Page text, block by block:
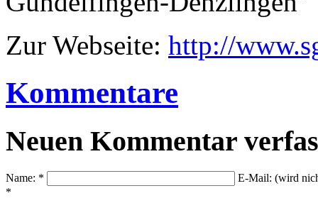
Zur Webseite: http://
Kommentare
Neuen Kommentar
Name: *
E-Mail: (wird
*